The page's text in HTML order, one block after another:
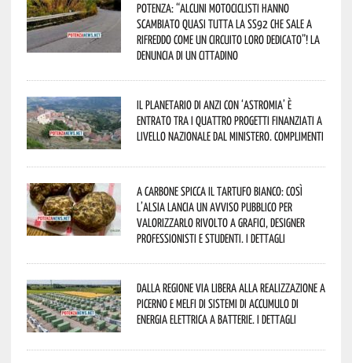
Potenza: “alcuni motociclisti hanno
scambiato quasi tutta la SS92 che sale a
Rifreddo come un circuito loro dedicato”! La
denuncia di un cittadino
Il Planetario di Anzi con ‘Astromia’ è
entrato tra i quattro progetti finanziati a
livello nazionale dal Ministero. Complimenti
A Carbone spicca il tartufo bianco: così
l’Alsia lancia un avviso pubblico per
valorizzarlo rivolto a grafici, designer
professionisti e studenti. I dettagli
Dalla Regione via libera alla realizzazione a
Picerno e Melfi di sistemi di accumulo di
energia elettrica a batterie. I dettagli